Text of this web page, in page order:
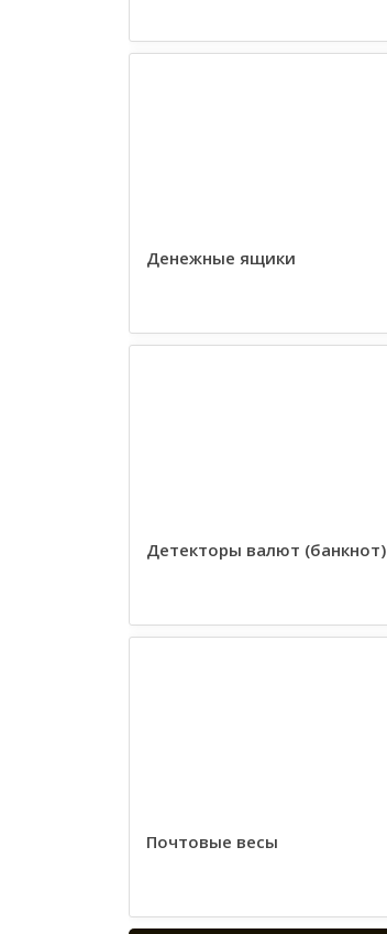
Денежные ящики
Детекторы валют (банкнот)
Почтовые весы